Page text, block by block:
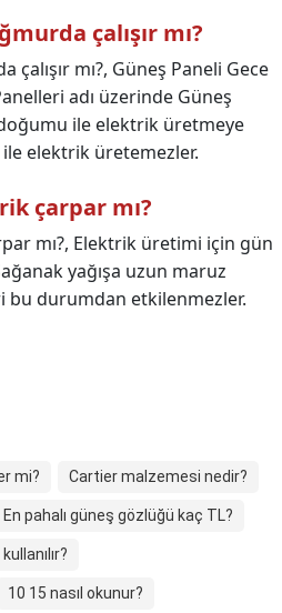
çalışır mı?
mı?, Güneş Paneli Gece
adı üzerinde Güneş
doğumu ile elektrik üretmeye
ile elektrik üretemezler.
çarpar mı?
mı?, Elektrik üretimi için gün
yağışa uzun maruz
bu durumdan etkilenmezler.
mi? Cartier malzemesi nedir?
En pahalı güneş gözlüğü kaç TL?
10 15 nasıl okunur?